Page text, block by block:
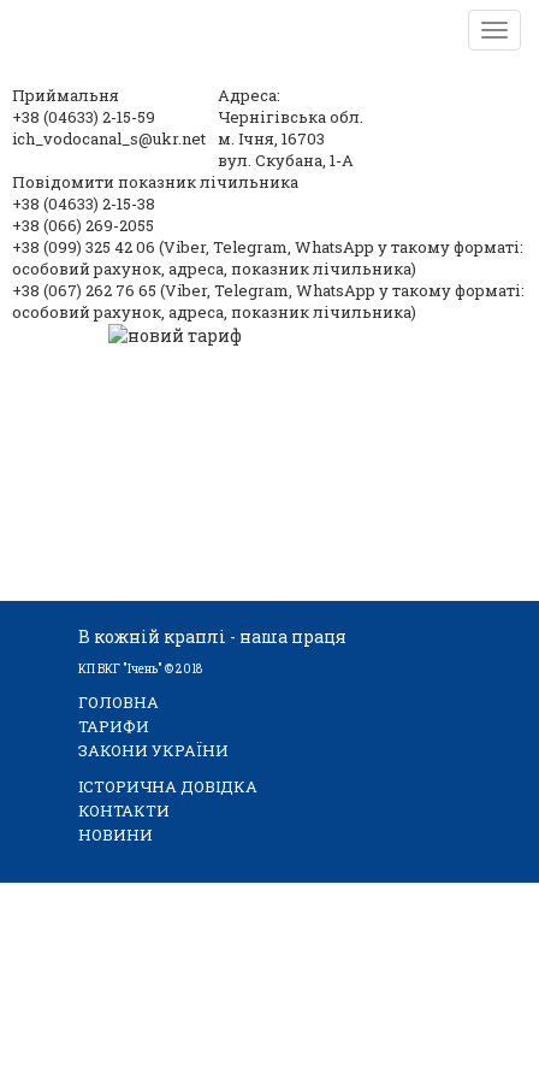
Приймальня
+38 (04633) 2-15-59
ich_vodocanal_s@ukr.net
Адреса:
Чернігівська обл.
м. Ічня, 16703
вул. Скубана, 1-А
Повідомити показник лічильника
+38 (04633) 2-15-38
+38 (066) 269-2055
+38 (099) 325 42 06 (Viber, Telegram, WhatsApp у такому форматі:
особовий рахунок, адреса, показник лічильника)
+38 (067) 262 76 65 (Viber, Telegram, WhatsApp у такому форматі:
особовий рахунок, адреса, показник лічильника)
В кожній краплі - наша праця
КП ВКГ "Ічень" © 2018
ГОЛОВНА
ТАРИФИ
ЗАКОНИ УКРАЇНИ
ІСТОРИЧНА ДОВІДКА
КОНТАКТИ
НОВИНИ